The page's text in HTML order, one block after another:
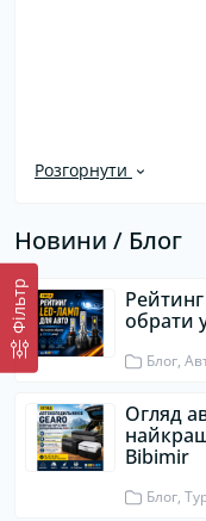
Фiльтр
Розгорнути
Новини / Блог
обрати
Блог,
Огляд
Bibimir
Блог,